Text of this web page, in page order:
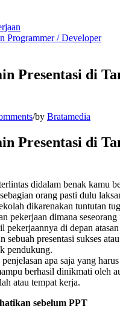
Programmer / Developer
Presentasi di
/by Bratamedia
Presentasi di
didalam benak kamu
orang pasti dulu
dikarenakan tuntutan
pekerjaan dimana seseorang
pekerjaannya di depan
sebuah presentasi sukses
pendukung.
apa saja yang
berhasil dinikmati oleh
atau tempat kerja.
sebelum PPT